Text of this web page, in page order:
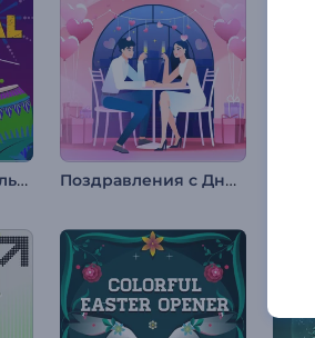
Анимация "Бразильский карнавал" Поздравления с Днем святого Валентина